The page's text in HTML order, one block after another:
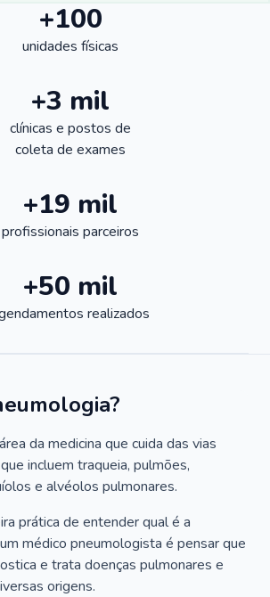
+100
unidades físicas
+3 mil
clínicas e postos de
coleta de exames
+19 mil
profissionais parceiros
+50 mil
realizados
da medicina que cuida das vias
incluem traqueia, pulmões,
e alvéolos pulmonares.
prática de entender qual é a
médico pneumologista é pensar que
e trata doenças pulmonares e
origens.